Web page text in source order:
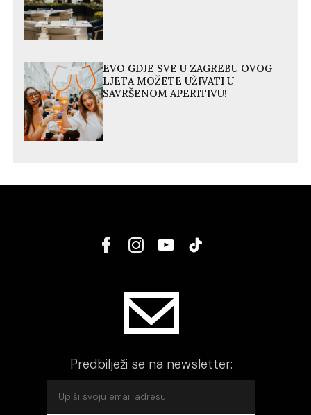
EVO GDJE SVE U ZAGREBU OVOG
LJETA MOŽETE UŽIVATI U
SAVRŠENOM APERITIVU!
Predbilježi se na newsletter: